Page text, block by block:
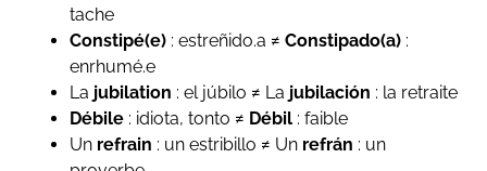
tache
Constipé(e) : estreñido.a ≠ Constipado(a) :
enrhumé.e
La jubilation : el júbilo ≠ La jubilación : la retraite
Débile : idiota, tonto ≠ Débil : faible
Un refrain : un estribillo ≠ Un refrán : un